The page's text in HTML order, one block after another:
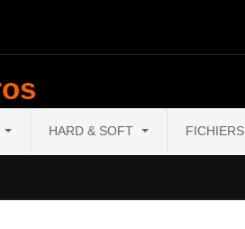
HARD & SOFT FICHIERS